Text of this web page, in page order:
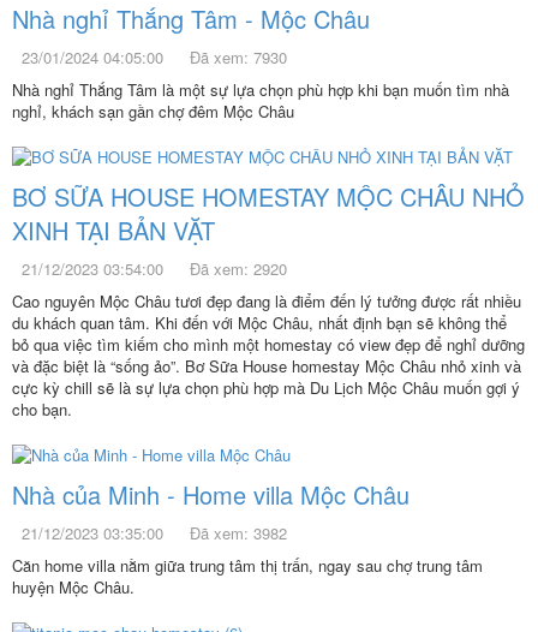
Nhà nghỉ Thắng Tâm - Mộc Châu
23/01/2024 04:05:00
Đã xem: 7930
Nhà nghỉ Thắng Tâm là một sự lựa chọn phù hợp khi bạn muốn tìm nhà
nghỉ, khách sạn gần chợ đêm Mộc Châu
BƠ SỮA HOUSE HOMESTAY MỘC CHÂU NHỎ
XINH TẠI BẢN VẶT
21/12/2023 03:54:00
Đã xem: 2920
Cao nguyên Mộc Châu tươi đẹp đang là điểm đến lý tưởng được rất nhiều
du khách quan tâm. Khi đến với Mộc Châu, nhất định bạn sẽ không thể
bỏ qua việc tìm kiếm cho mình một homestay có view đẹp để nghỉ dưỡng
và đặc biệt là “sống ảo”. Bơ Sữa House homestay Mộc Châu nhỏ xinh và
cực kỳ chill sẽ là sự lựa chọn phù hợp mà Du Lịch Mộc Châu muốn gợi ý
cho bạn.
Nhà của Minh - Home villa Mộc Châu
21/12/2023 03:35:00
Đã xem: 3982
Căn home villa nằm giữa trung tâm thị trấn, ngay sau chợ trung tâm
huyện Mộc Châu.